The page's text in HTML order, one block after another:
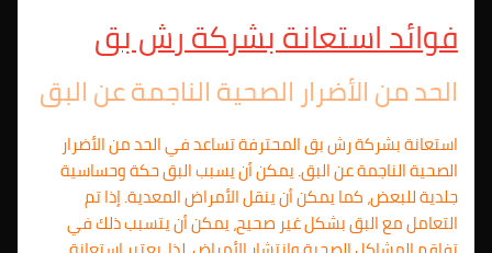
فوائد استعانة بشركة رش بق
الحد من الأضرار الصحية الناجمة عن البق
استعانة بشركة رش بق المحترفة تساعد في الحد من الأضرار
الصحية الناجمة عن البق. يمكن أن يسبب البق حكة وحساسية
جلدية للبعض، كما يمكن أن ينقل الأمراض المعدية. إذا تم
التعامل مع البق بشكل غير صحيح، يمكن أن يتسبب ذلك في